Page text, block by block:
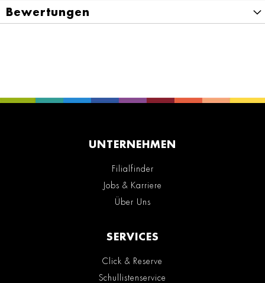
Bewertungen
UNTERNEHMEN
Filialfinder
Jobs & Karriere
Über Uns
SERVICES
Click & Reserve
Schullistenservice